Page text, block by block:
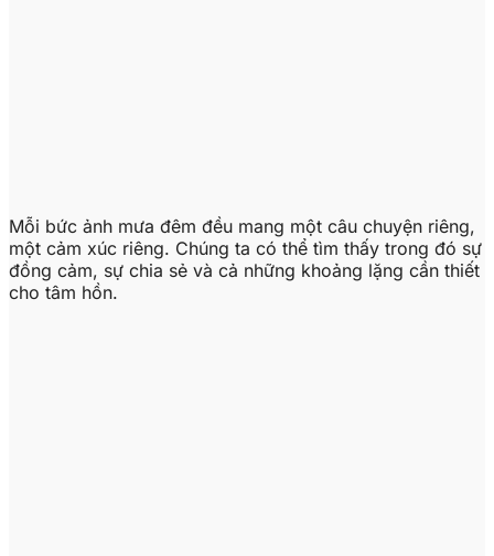
Mỗi bức ảnh mưa đêm đều mang một câu chuyện riêng,
một cảm xúc riêng. Chúng ta có thể tìm thấy trong đó sự
đồng cảm, sự chia sẻ và cả những khoảng lặng cần thiết
cho tâm hồn.